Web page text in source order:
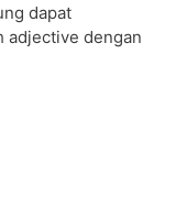
dapat
adjective dengan